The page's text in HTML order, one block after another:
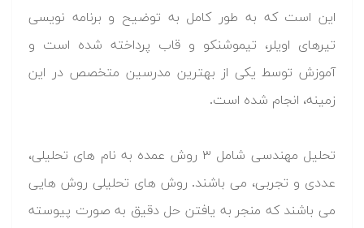
این است که به طور کامل به توضیح و برنامه نویسی
تیرهای اویلر، تیموشنکو و قاب پرداخته شده است و
آموزش توسط یکی از بهترین مدرسین متخصص در این
زمینه، انجام شده است.
تحلیل مهندسی شامل ۳ روش عمده به نام های تحلیلی،
عددی و تجربی، می باشند. روش های تحلیلی روش هایی
می باشند که منجر به یافتن حل دقیق به صورت پیوسته